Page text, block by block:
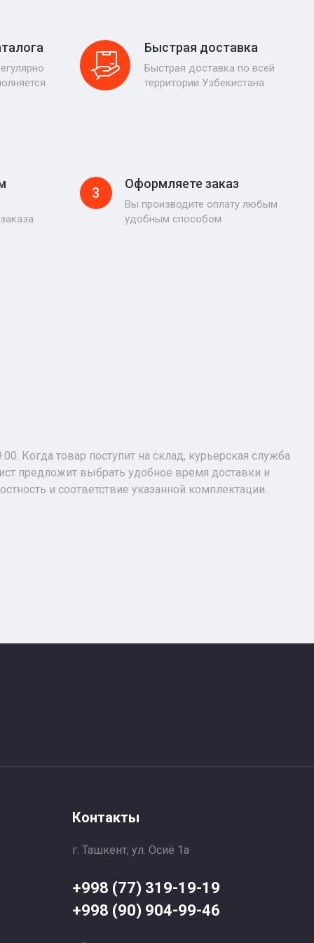
Быстрая доставка
Быстрая доставка по всей
территории Узбекистана
3
Оформляете заказ
Вы производите оплату любым
удобным способом
Когда товар поступит на склад, курьерская служба
предложит выбрать удобное время доставки и
и соответствие указанной комплектации.
Контакты
г. Ташкент, ул. Осиё 1a
+998 (77) 319-19-19
+998 (90) 904-99-46